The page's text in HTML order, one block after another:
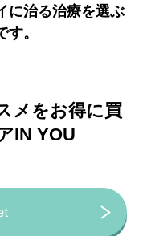
に治る治療を選ぶ
。
メをお得に買
IN YOU